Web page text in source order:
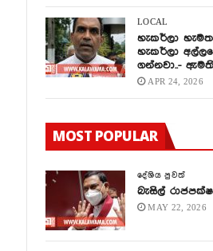
LOCAL
හැකර්ලා
හැකර්ලා
ගන්නවා..-
APR 24, 2026
MOST POPULAR
දේශිය පුවත්
බැසිල්
MAY 22, 2026